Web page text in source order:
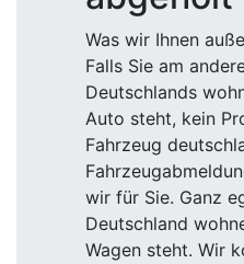
Was wir Ihnen
Falls Sie am
Deutschlands
Auto steht, kein
Fahrzeug
wir für Sie. Ganz
Deutschland
Wagen steht. Wir